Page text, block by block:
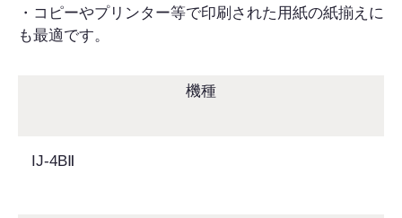
・コピーやプリンター等で印刷された用紙の紙揃えに
も最適です。
機種
IJ-4BⅡ